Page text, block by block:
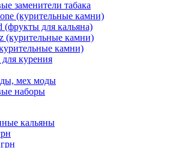
заменители табака
(курительные камни)
(фрукты для кальяна)
(курительные камни)
камни)
курения
мех моды
наборы
кальяны